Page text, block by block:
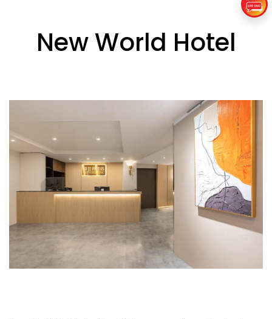
New World Hotel